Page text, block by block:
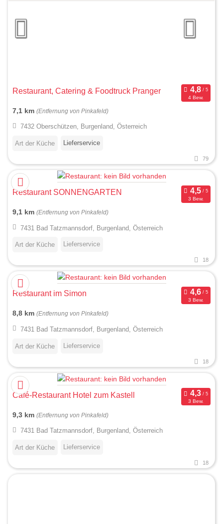
Restaurant, Catering & Foodtruck Pranger
4 Bew.
7,1 km (Entfernung von Pinkafeld)
7432 Oberschützen, Burgenland, Österreich
Art der Küche Lieferservice
79
Restaurant SONNENGARTEN
3 Bew.
9,1 km (Entfernung von Pinkafeld)
7431 Bad Tatzmannsdorf, Burgenland, Österreich
Art der Küche Lieferservice
18
Restaurant im Simon
3 Bew.
8,8 km (Entfernung von Pinkafeld)
7431 Bad Tatzmannsdorf, Burgenland, Österreich
Art der Küche Lieferservice
18
Café-Restaurant Hotel zum Kastell
3 Bew.
9,3 km (Entfernung von Pinkafeld)
7431 Bad Tatzmannsdorf, Burgenland, Österreich
Art der Küche Lieferservice
18